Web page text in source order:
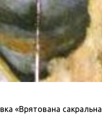
«Врятована сакральна